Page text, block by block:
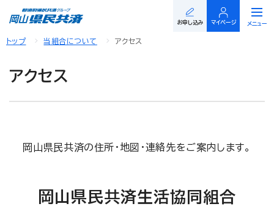
閉じる
メニュー
お申し込み マイページ
トップ 当組合について アクセス
アクセス
岡山県民共済の住所・地図・連絡先をご案内します。
岡山県民共済生活協同組合